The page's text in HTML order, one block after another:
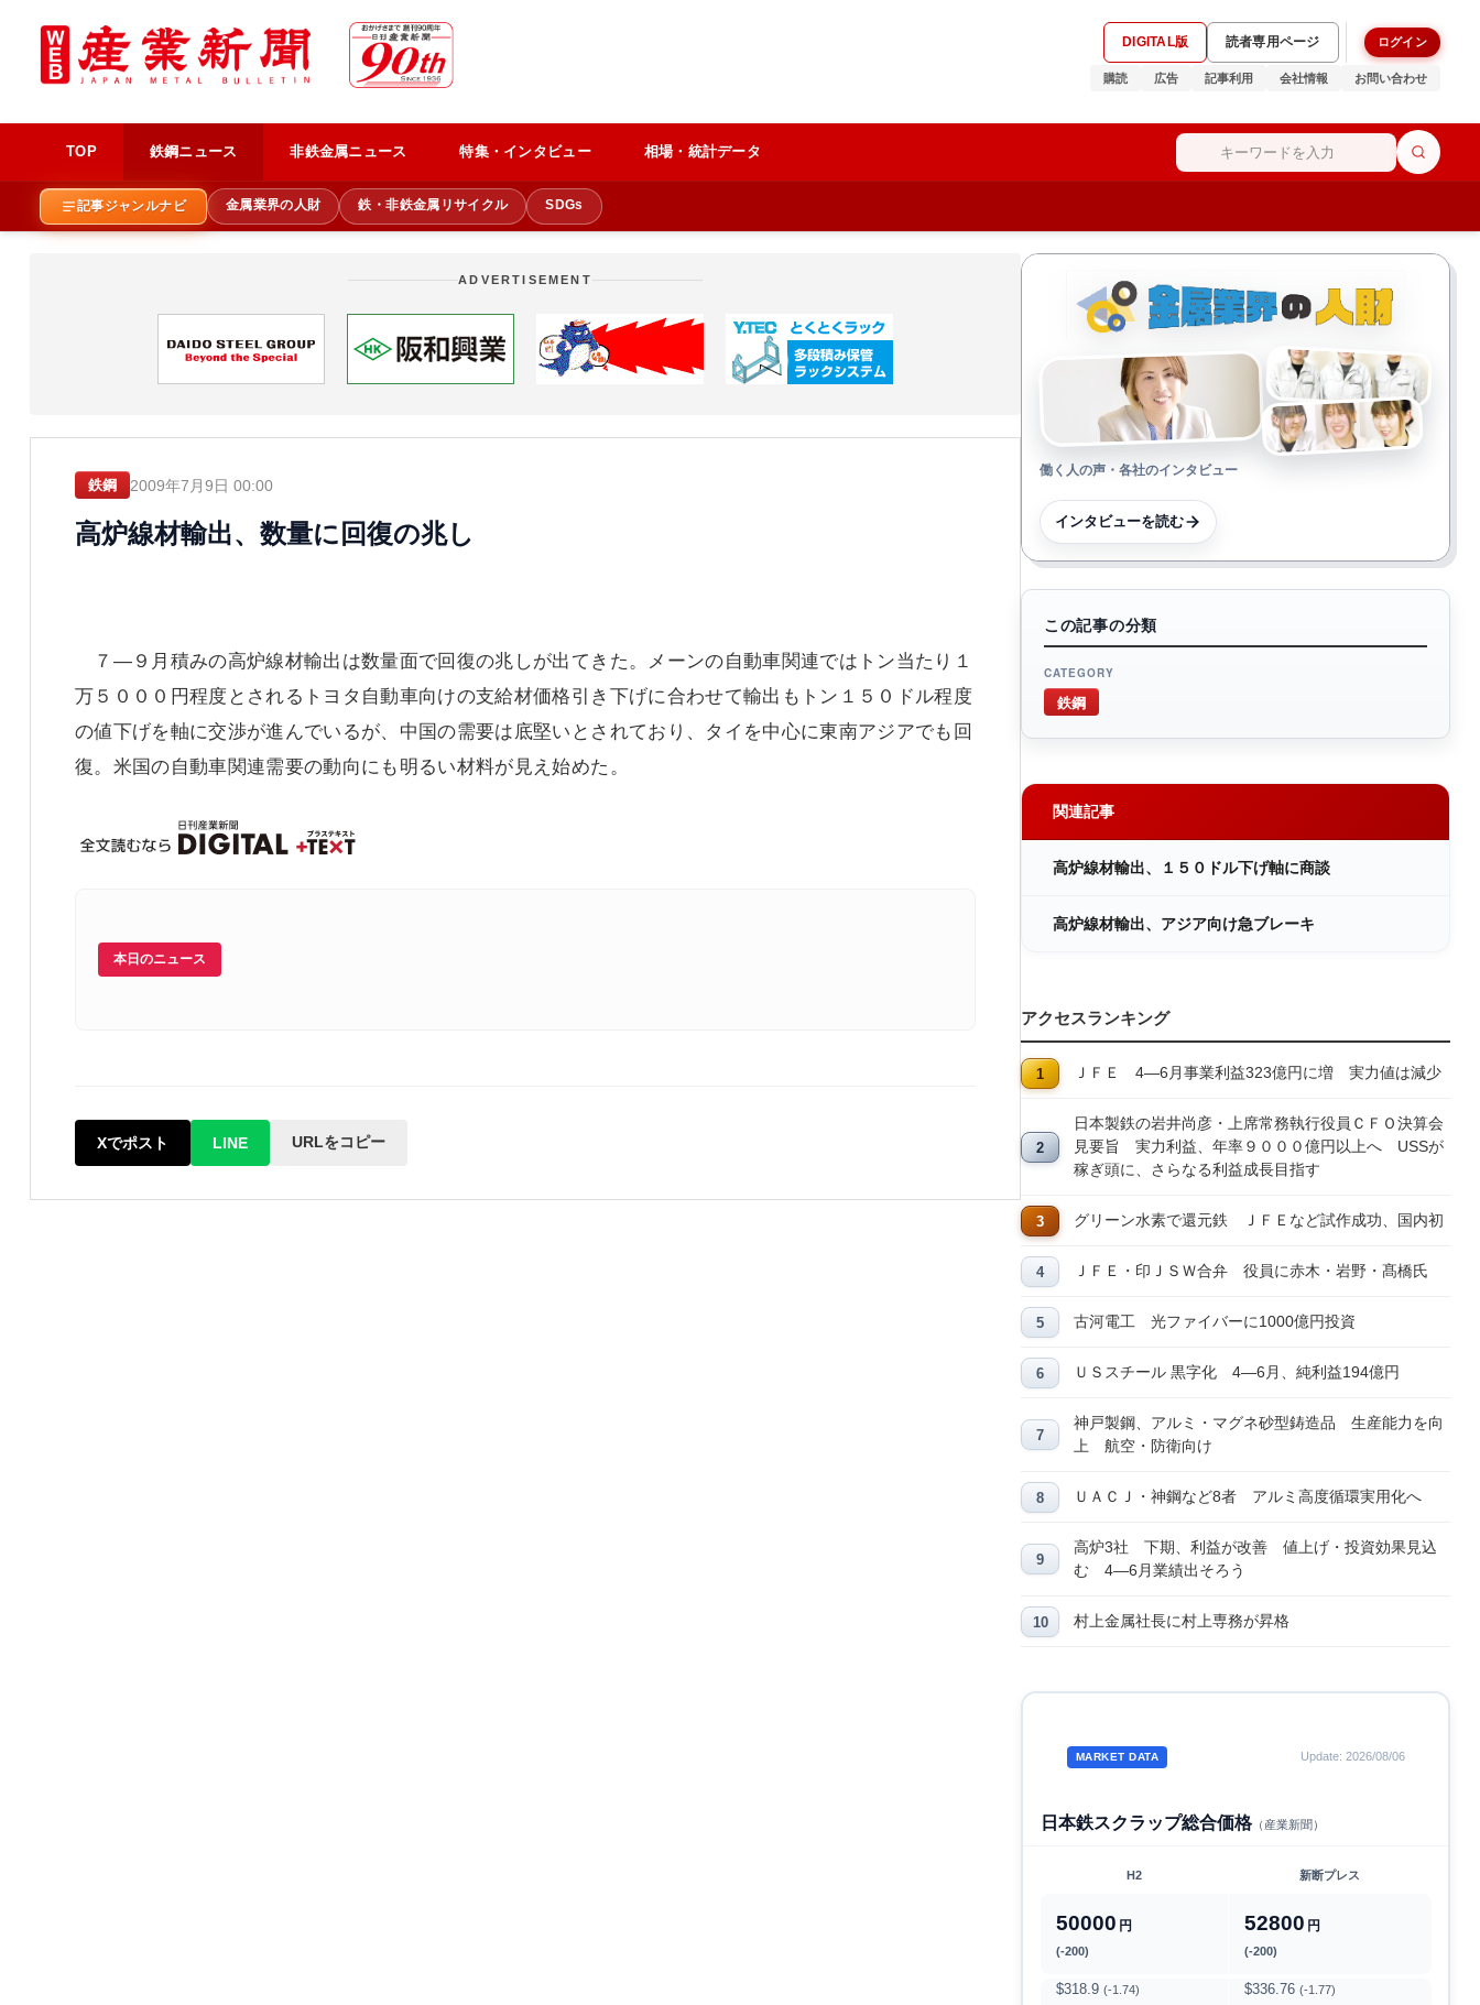
DIGITAL版 読者専用ページ ログイン
購読 広告 記事利用 会社情報 お問い合わせ
TOP 鉄鋼ニュース 非鉄金属ニュース 特集・インタビュー 相場・統計データ
記事ジャンルナビ 金属業界の人財 鉄・非鉄金属リサイクル SDGs
ADVERTISEMENT
鉄鋼 2009年7月9日 00:00
高炉線材輸出、数量に回復の兆し
７―９月積みの高炉線材輸出は数量面で回復の兆しが出てきた。メーンの自動車関連ではトン当たり１
万５０００円程度とされるトヨタ自動車向けの支給材価格引き下げに合わせて輸出もトン１５０ドル程度
の値下げを軸に交渉が進んでいるが、中国の需要は底堅いとされており、タイを中心に東南アジアでも回
復。米国の自動車関連需要の動向にも明るい材料が見え始めた。
本日のニュース
Xでポスト LINE URLをコピー
働く人の声・各社のインタビュー
インタビューを読む
この記事の分類
CATEGORY
鉄鋼
関連記事
高炉線材輸出、１５０ドル下げ軸に商談
高炉線材輸出、アジア向け急ブレーキ
アクセスランキング
ＪＦＥ 4―6月事業利益323億円に増 実力値は減少
日本製鉄の岩井尚彦・上席常務執行役員ＣＦＯ決算会
見要旨 実力利益、年率９０００億円以上へ USSが
稼ぎ頭に、さらなる利益成長目指す
グリーン水素で還元鉄 ＪＦＥなど試作成功、国内初
ＪＦＥ・印ＪＳＷ合弁 役員に赤木・岩野・髙橋氏
古河電工 光ファイバーに1000億円投資
ＵＳスチール 黒字化 4―6月、純利益194億円
神戸製鋼、アルミ・マグネ砂型鋳造品 生産能力を向
上 航空・防衛向け
ＵＡＣＪ・神鋼など8者 アルミ高度循環実用化へ
高炉3社 下期、利益が改善 値上げ・投資効果見込
む 4―6月業績出そろう
村上金属社長に村上専務が昇格
MARKET DATA Update: 2026/08/06
日本鉄スクラップ総合価格（産業新聞）
H2 新断プレス
50000 円
(-200)
52800 円
(-200)
$318.9 (-1.74) $336.76 (-1.77)